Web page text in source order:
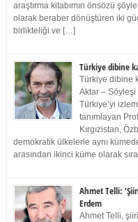
araştırma kitabımın önsözü
olarak beraber dönüştüren iki
birlikteliği ve […]
Türkiye dibine
Türkiye dibine
Aktar – Söyleşi
Türkiye’yi
tanımlayan
Kırgızistan,
demokratik ülkelerle aynı
arasından ikinci küme olarak
Ahmet Telli:
Erdem
Ahmet Telli,